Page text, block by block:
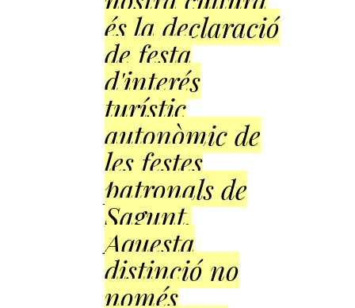
és la declaració
de festa
d'interés
turístic
autonòmic de
les festes
patronals de
Sagunt.
Aquesta
distinció no
només